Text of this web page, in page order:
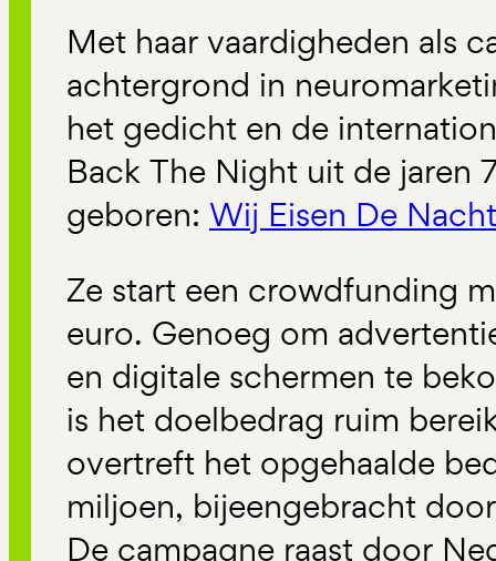
Met haar vaardigheden als
achtergrond in
het gedicht en de
Back The Night uit de jaren
geboren: Wij Eisen De
Ze start een crowdfunding
euro. Genoeg om
en digitale schermen te
is het doelbedrag ruim
overtreft het opgehaalde
miljoen, bijeengebracht
De campagne raast door